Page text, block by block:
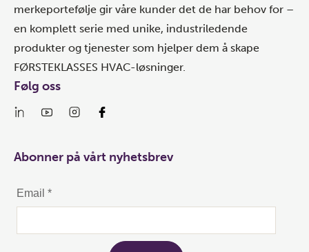
merkeportefølje gir våre kunder det de har behov for –
en komplett serie med unike, industriledende
produkter og tjenester som hjelper dem å skape
FØRSTEKLASSES HVAC-løsninger.
Følg oss
Abonner på vårt nyhetsbrev